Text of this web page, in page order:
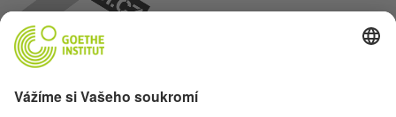
Pojďme se kamarádit. Sledovat nás můžeš na: